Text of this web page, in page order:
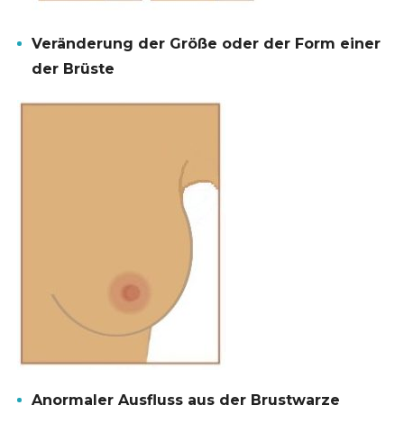
Veränderung der Größe oder der Form einer
der Brüste
Anormaler Ausfluss aus der Brustwarze